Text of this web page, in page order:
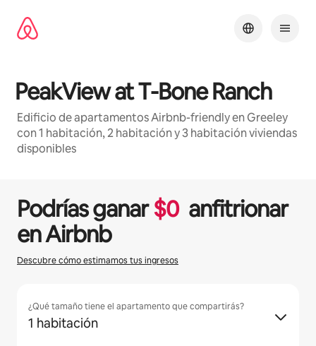
contenido
PeakView at T-Bone Ranch
Edificio de apartamentos Airbnb-friendly en Greeley
con 1 habitación, 2 habitación y 3 habitación viviendas
disponibles
Podrías ganar$0 anfitrionar
en Airbnb
Descubre cómo estimamos tus ingresos
¿Qué tamaño tiene el apartamento que compartirás?
1 habitación